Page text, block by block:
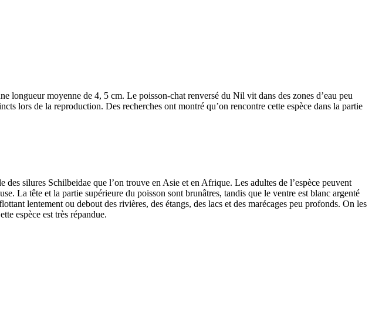
longueur moyenne de 4, 5 cm. Le poisson-chat renversé du Nil vit dans des zones d’eau peu
lors de la reproduction. Des recherches ont montré qu’on rencontre cette espèce dans la partie
des silures Schilbeidae que l’on trouve en Asie et en Afrique. Les adultes de l’espèce peuvent
La tête et la partie supérieure du poisson sont brunâtres, tandis que le ventre est blanc argenté
lentement ou debout des rivières, des étangs, des lacs et des marécages peu profonds. On les
espèce est très répandue.